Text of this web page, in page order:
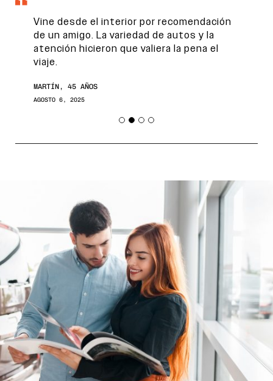
Vine desde el interior por recomendación
de un amigo. La variedad de autos y la
atención hicieron que valiera la pena el
viaje.
MARTÍN, 45 AÑOS
AGOSTO 6, 2025